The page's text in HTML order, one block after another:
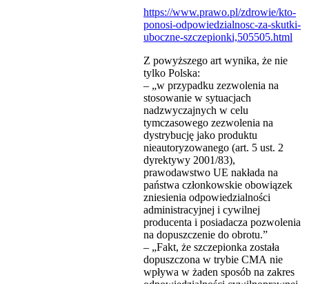
https://www.prawo.pl/zdrowie/kto-
ponosi-odpowiedzialnosc-za-skutki-
uboczne-szczepionki,505505.html
Z powyższego art wynika, że nie
tylko Polska:
– „w przypadku zezwolenia na
stosowanie w sytuacjach
nadzwyczajnych w celu
tymczasowego zezwolenia na
dystrybucję jako produktu
nieautoryzowanego (art. 5 ust. 2
dyrektywy 2001/83),
prawodawstwo UE nakłada na
państwa członkowskie obowiązek
zniesienia odpowiedzialności
administracyjnej i cywilnej
producenta i posiadacza pozwolenia
na dopuszczenie do obrotu.”
– „Fakt, że szczepionka została
dopuszczona w trybie CMA nie
wpływa w żaden sposób na zakres